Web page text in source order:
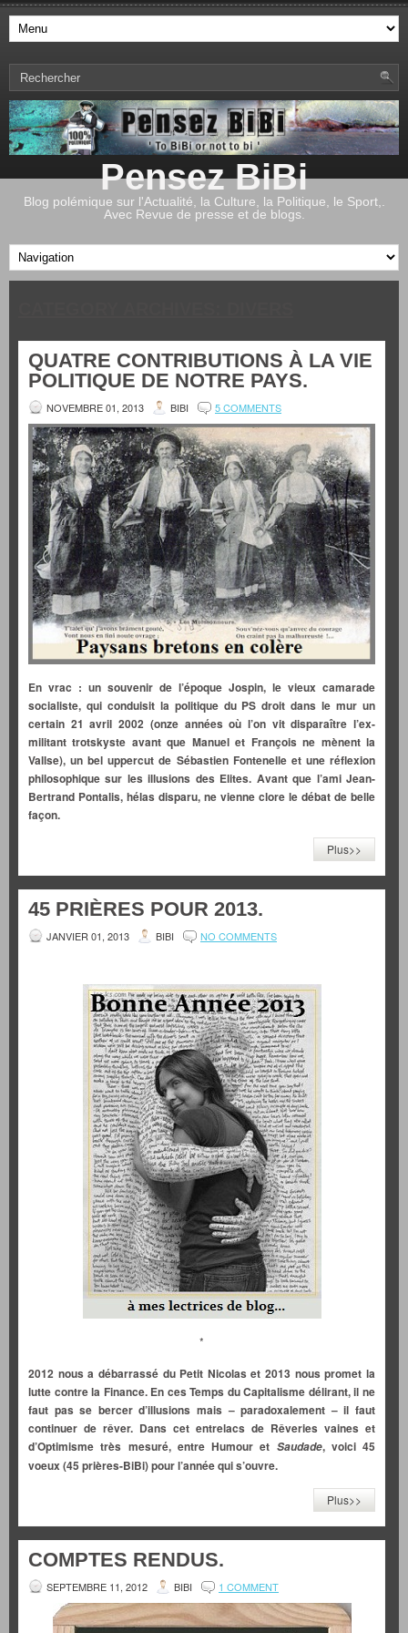
Pensez BiBi
Blog polémique sur l'Actualité, la Culture, la Politique, le Sport,.
Avec Revue de presse et de blogs.
QUATRE CONTRIBUTIONS À LA VIE
POLITIQUE DE NOTRE PAYS.
NOVEMBRE 01, 2013 BIBI 5 COMMENTS
En vrac : un souvenir de l’époque Jospin, le vieux camarade
socialiste, qui conduisit la politique du PS droit dans le mur un
certain 21 avril 2002 (onze années où l’on vit disparaître l’ex-
militant trotskyste avant que Manuel et François ne mènent la
Vallse), un bel uppercut de Sébastien Fontenelle et une réflexion
philosophique sur les illusions des Elites. Avant que l’ami Jean-
Bertrand Pontalis, hélas disparu, ne vienne clore le débat de belle
façon.
Plus>>
45 PRIÈRES POUR 2013.
JANVIER 01, 2013 BIBI NO COMMENTS
*
2012 nous a débarrassé du Petit Nicolas et 2013 nous promet la
lutte contre la Finance. En ces Temps du Capitalisme délirant, il ne
faut pas se bercer d’illusions mais – paradoxalement – il faut
continuer de rêver. Dans cet entrelacs de Rêveries vaines et
d’Optimisme très mesuré, entre Humour et Saudade, voici 45
voeux (45 prières-BiBi) pour l’année qui s’ouvre.
Plus>>
COMPTES RENDUS.
SEPTEMBRE 11, 2012 BIBI 1 COMMENT